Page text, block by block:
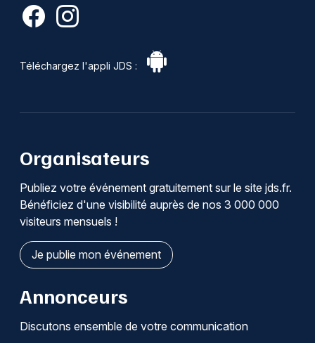
Téléchargez l'appli JDS :
Organisateurs
Publiez votre événement gratuitement sur le site jds.fr.
Bénéficiez d'une visibilité auprès de nos 3 000 000
visiteurs mensuels !
Je publie mon événement
Annonceurs
Discutons ensemble de votre communication